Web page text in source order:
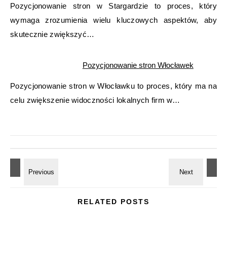
Pozycjonowanie stron w Stargardzie to proces, który
wymaga zrozumienia wielu kluczowych aspektów, aby
skutecznie zwiększyć…
Pozycjonowanie stron Włocławek
Pozycjonowanie stron w Włocławku to proces, który ma na
celu zwiększenie widoczności lokalnych firm w…
RELATED POSTS